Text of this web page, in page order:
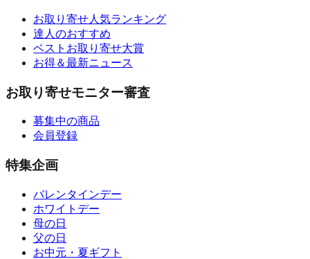
お取り寄せ人気ランキング
達人のおすすめ
ベストお取り寄せ大賞
お得＆最新ニュース
お取り寄せモニター審査
募集中の商品
会員登録
特集企画
バレンタインデー
ホワイトデー
母の日
父の日
お中元・夏ギフト